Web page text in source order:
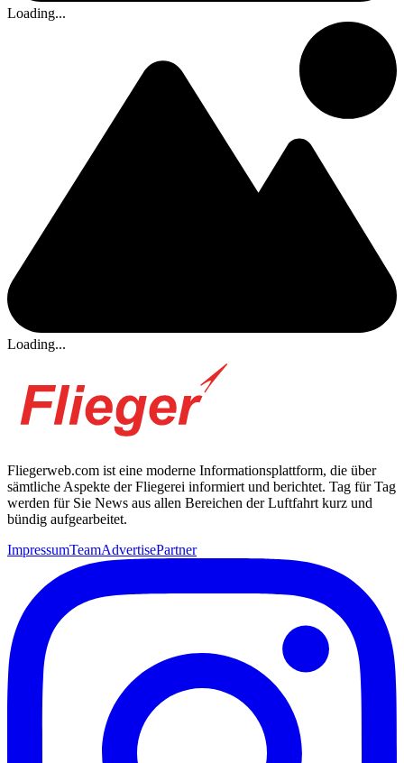
Loading...
Loading...
Fliegerweb.com ist eine moderne Informationsplattform, die über
sämtliche Aspekte der Fliegerei informiert und berichtet. Tag für Tag
werden für Sie News aus allen Bereichen der Luftfahrt kurz und
bündig aufgearbeitet.
ImpressumTeamAdvertisePartner